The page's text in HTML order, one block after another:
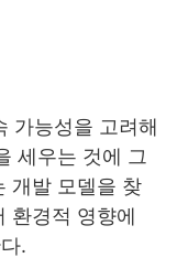
가능성을 고려해
세우는 것에 그
개발 모델을 찾
환경적 영향에
.